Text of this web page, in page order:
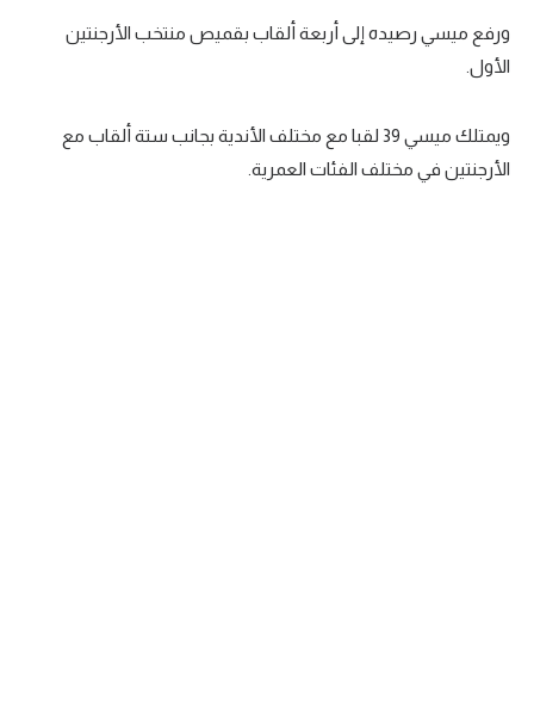
تحليل في الجول
كويز في الجول
ورفع ميسي رصيده إلى أربعة ألقاب بقميص منتخب الأرجنتين
الأول.
ويمتلك ميسي 39 لقبا مع مختلف الأندية بجانب ستة ألقاب مع
الأرجنتين في مختلف الفئات العمرية.